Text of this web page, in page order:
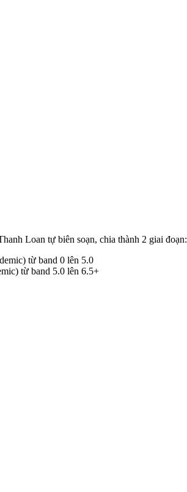
Loan tự biên soạn, chia thành 2 giai đoạn:
từ band 0 lên 5.0
từ band 5.0 lên 6.5+